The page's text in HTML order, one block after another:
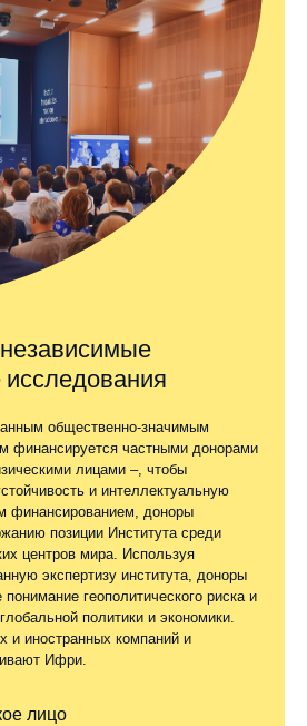
общественно-значимым
финансируется частными донорами
лицами –, чтобы
и интеллектуальную
финансированием, доноры
позиции Института среди
центров мира. Используя
экспертизу института, доноры
геополитического риска и
политики и экономики.
и иностранных компаний и
Ифри.
лицо